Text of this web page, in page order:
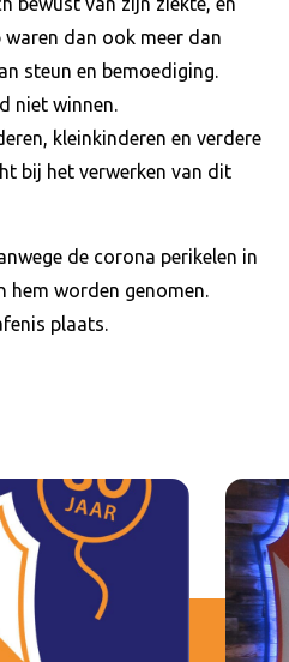
dan ook meer dan
steun en bemoediging.
niet winnen.
kleinkinderen en verdere
bij het verwerken van dit
de corona perikelen in
hem worden genomen.
plaats.